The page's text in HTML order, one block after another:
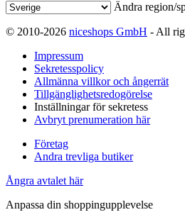
Ändra region/
© 2010-2026 niceshops GmbH - All
Impressum
Sekretesspolicy
Allmänna villkor och ångerrät
Tillgänglighetsredogörelse
Inställningar för sekretess
Avbryt prenumeration här
Företag
Andra trevliga butiker
Ångra avtalet här
Anpassa din shoppingupplevelse